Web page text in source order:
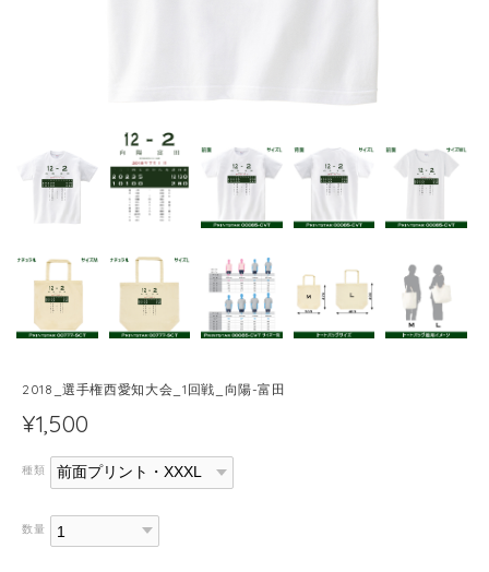
2018_選手権西愛知大会_1回戦_向陽-富田
¥1,500
種類
数量